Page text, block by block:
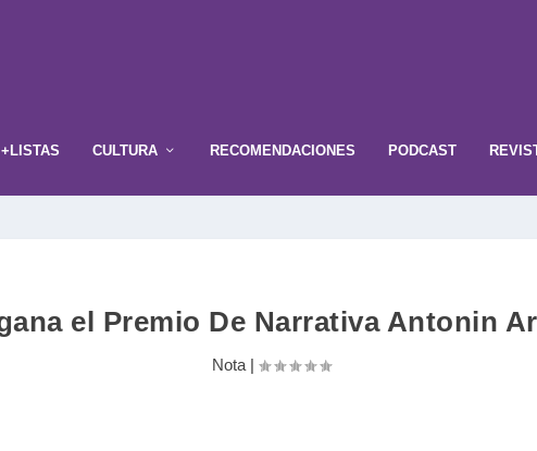
+LISTAS CULTURA RECOMENDACIONES PODCAST
el Premio De Narrativa Antonin
Nota|